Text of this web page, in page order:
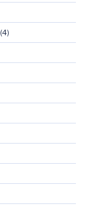
(4)